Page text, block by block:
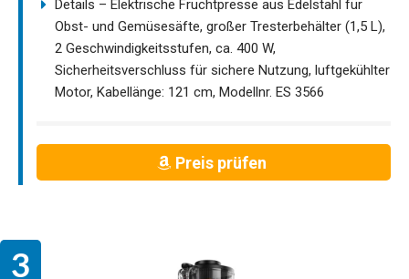
Details – Elektrische Fruchtpresse aus Edelstahl für
Obst- und Gemüsesäfte, großer Tresterbehälter (1,5 L),
2 Geschwindigkeitsstufen, ca. 400 W,
Sicherheitsverschluss für sichere Nutzung, luftgekühlter
Motor, Kabellänge: 121 cm, Modellnr. ES 3566
Preis prüfen